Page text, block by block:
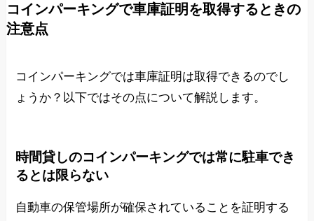
コインパーキングで車庫証明を取得するときの
注意点
コインパーキングでは車庫証明は取得できるのでし
ょうか？以下ではその点について解説します。
時間貸しのコインパーキングでは常に駐車でき
るとは限らない
自動車の保管場所が確保されていることを証明する